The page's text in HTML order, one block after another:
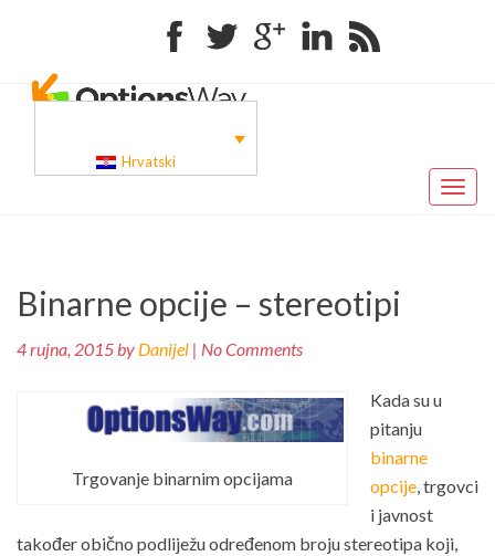
FacebookTwitter Google+Linkedin RSS
Hrvatski
Toggle
Binarne opcije – stereotipi
4 rujna, 2015 by Danijel | No Comments
Trgovanje binarnim opcijama
Kada su u
pitanju
binarne
opcije, trgovci
i javnost
također obično podliježu određenom broju stereotipa koji,
Navigacija
objava